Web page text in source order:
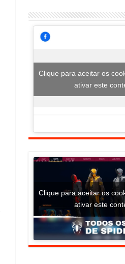
Clique para aceitar os
ativar este
Clique para aceitar os
ativar este